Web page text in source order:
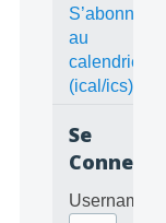
S’abonner
au
calendrier
(ical/ics)
Se
Username